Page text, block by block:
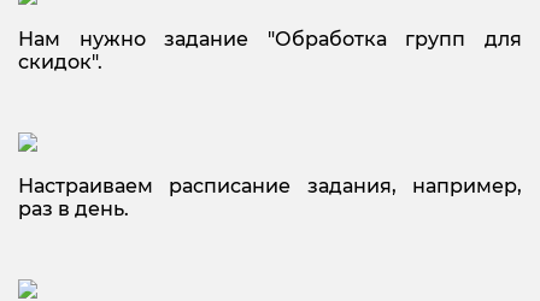
Нам нужно задание "Обработка групп для
скидок".
Настраиваем расписание задания, например,
раз в день.